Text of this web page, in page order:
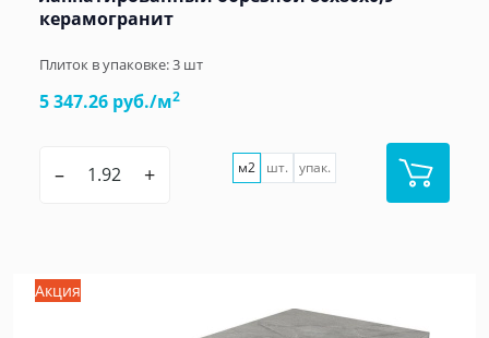
керамогранит
Плиток в упаковке:3 шт
5 347.26 руб./м2
– + м2 шт. упак.
Акция